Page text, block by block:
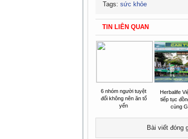
Tags: sức khỏe
TIN LIÊN QUAN
6 nhóm người tuyệt
đối không nên ăn tổ
yến
Herbalife
tiếp tục
cùng
Bài viết đóng